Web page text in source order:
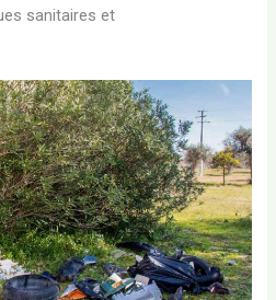
sanitaires et